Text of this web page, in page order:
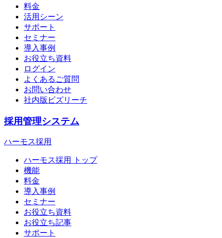
料金
活用シーン
サポート
セミナー
導入事例
お役立ち資料
ログイン
よくあるご質問
お問い合わせ
社内版ビズリーチ
採用管理システム
ハーモス採用
ハーモス採用 トップ
機能
料金
導入事例
セミナー
お役立ち資料
お役立ち記事
サポート